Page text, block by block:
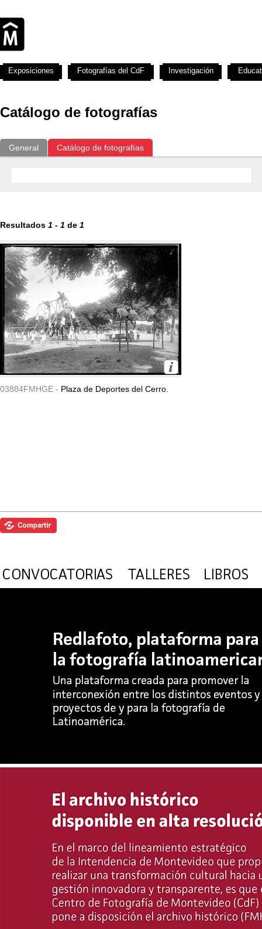
Catálogo de fotografías
General Catálogo de fotografías
Resultados 1 - 1 de 1
03884FMHGE - Plaza de Deportes del Cerro.
Exposiciones Fotografías del CdF Investigación